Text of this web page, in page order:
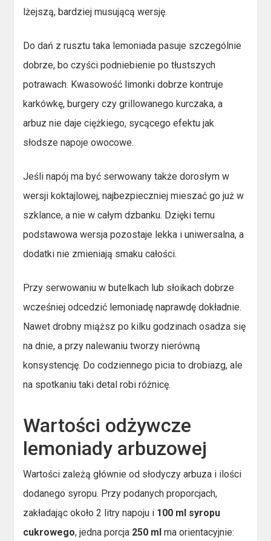
lżejszą, bardziej musującą wersję.
Do dań z rusztu taka lemoniada pasuje szczególnie
dobrze, bo czyści podniebienie po tłustszych
potrawach. Kwasowość limonki dobrze kontruje
karkówkę, burgery czy grillowanego kurczaka, a
arbuz nie daje ciężkiego, sycącego efektu jak
słodsze napoje owocowe.
Jeśli napój ma być serwowany także dorosłym w
wersji koktajlowej, najbezpieczniej mieszać go już w
szklance, a nie w całym dzbanku. Dzięki temu
podstawowa wersja pozostaje lekka i uniwersalna, a
dodatki nie zmieniają smaku całości.
Przy serwowaniu w butelkach lub słoikach dobrze
wcześniej odcedzić lemoniadę naprawdę dokładnie.
Nawet drobny miąższ po kilku godzinach osadza się
na dnie, a przy nalewaniu tworzy nierówną
konsystencję. Do codziennego picia to drobiazg, ale
na spotkaniu taki detal robi różnicę.
Wartości odżywcze
lemoniady arbuzowej
Wartości zależą głównie od słodyczy arbuza i ilości
dodanego syropu. Przy podanych proporcjach,
zakładając około 2 litry napoju i 100 ml syropu
cukrowego, jedna porcja 250 ml ma orientacyjnie: